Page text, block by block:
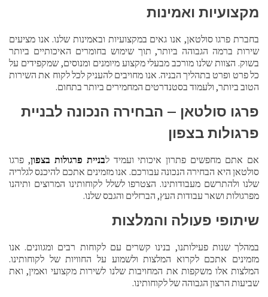
מקצועיות ואמינות
בחברת פרגו סולטאן, אנו גאים במקצועיות ובאמינות שלנו. אנו מציעים
שירות ברמה הגבוהה ביותר, תוך שימוש בחומרים האיכותיים ביותר
בשוק. הצוות שלנו מורכב מבעלי מקצוע מיומנים ומנוסים, שמקפידים על
כל פרט ופרט בתהליך הבניה. אנו מחויבים להעניק לכל לקוח את השירות
הטוב ביותר, ולעמוד בסטנדרטים המחמירים ביותר בתחום.
פרגו סולטאן – הבחירה הנכונה לבניית
פרגולות בצפון
אם אתם מחפשים פתרון איכותי ועמיד לבניית פרגולות בצפון, פרגו
סולטאן היא הבחירה הנכונה עבורכם. אנו מזמינים אתכם להיכנס לגלריה
שלנו ולהתרשם מעבודותינו. הצטרפו לשלל לקוחותינו המרוצים ותיהנו
מפרגולות ושאר עבודות העץ, הברזלים והגבס שלנו.
שיתופי פעולה והמלצות
במהלך שנות פעילותנו, בנינו קשרים עם לקוחות רבים ומגוונים. אנו
מזמינים אתכם לקרוא המלצות ולשמוע על החוויות של לקוחותינו.
המלצות אלו משקפות את המחויבות שלנו לשירות מקצועי ואמין, ואת
שביעות הרצון הגבוהה של לקוחותינו.